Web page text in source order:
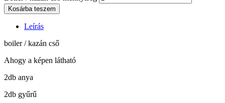
Kosárba teszem
Leírás
boiler / kazán cső
Ahogy a képen látható
2db anya
2db gyűrű